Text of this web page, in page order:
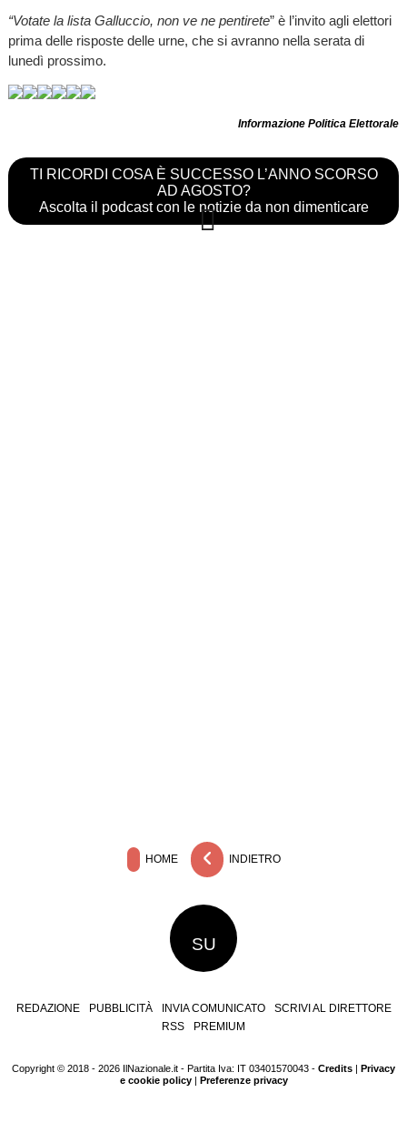
“Votate la lista Galluccio, non ve ne pentirete” è l’invito agli elettori
prima delle risposte delle urne, che si avranno nella serata di
lunedì prossimo.
Informazione Politica Elettorale
TI RICORDI COSA È SUCCESSO L’ANNO SCORSO
AD AGOSTO?
Ascolta il podcast con le notizie da non dimenticare
HOME INDIETRO
SU
REDAZIONE PUBBLICITÀ INVIA COMUNICATO
SCRIVI AL DIRETTORE
RSS
PREMIUM
Copyright © 2018 - 2026 IlNazionale.it - Partita Iva: IT 03401570043 - Credits
Privacy
e cookie policy| Preferenze privacy